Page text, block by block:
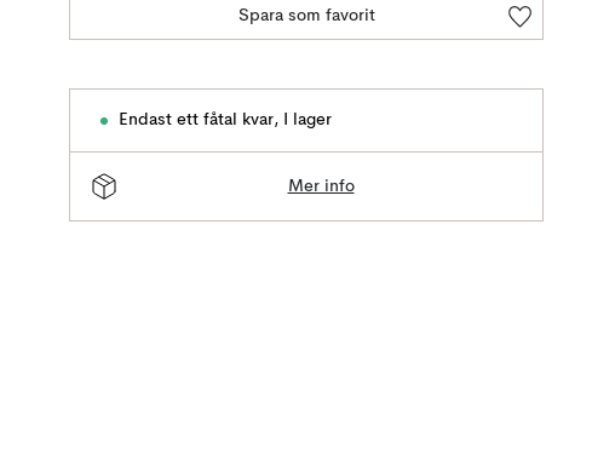
Spara som favorit
Endast ett fåtal kvar, I lager
Mer info